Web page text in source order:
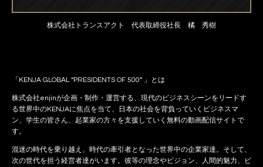
株式会社トランスアクト 代表取締役社長 橘 秀樹
「KENJA GLOBAL “PRESIDENTS OF 500” 」とは
株式会社enjinが企画・制作・運営する、現代のビジネスシーンをリードす
る世界中のKENJAに焦点を当て、日本の社会を背負っていくビジネスマ
ン、学生の皆さん、起業家の方々を支援していく無料の動画配信サイトで
す。
混迷の時代を乗り越え、時代の牽引者となった世界中の企業家達。そして、
次の世代を担う経営者達がいます。彼等の理念やビジョン、人間的魅力、ビ